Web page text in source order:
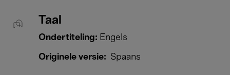
Taal
Ondertiteling: Engels
Originele versie: Spaans